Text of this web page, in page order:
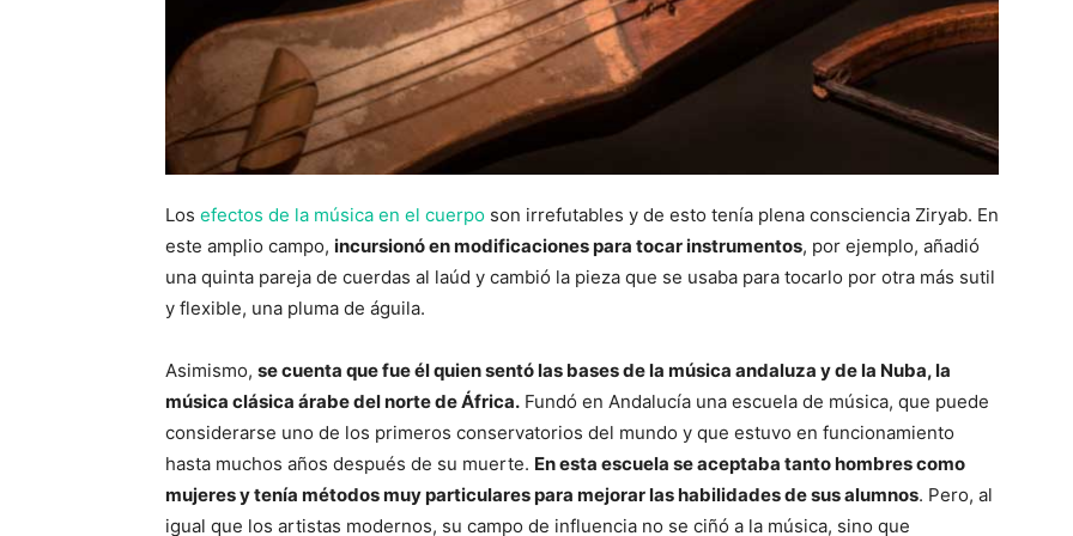
Los efectos de la música en el cuerpo son irrefutables y de esto tenía plena consciencia Ziryab. En
este amplio campo, incursionó en modificaciones para tocar instrumentos, por ejemplo, añadió
una quinta pareja de cuerdas al laúd y cambió la pieza que se usaba para tocarlo por otra más sutil
y flexible, una pluma de águila.
Asimismo, se cuenta que fue él quien sentó las bases de la música andaluza y de la Nuba, la
música clásica árabe del norte de África. Fundó en Andalucía una escuela de música, que puede
considerarse uno de los primeros conservatorios del mundo y que estuvo en funcionamiento
hasta muchos años después de su muerte. En esta escuela se aceptaba tanto hombres como
mujeres y tenía métodos muy particulares para mejorar las habilidades de sus alumnos. Pero, al
igual que los artistas modernos, su campo de influencia no se ciñó a la música, sino que